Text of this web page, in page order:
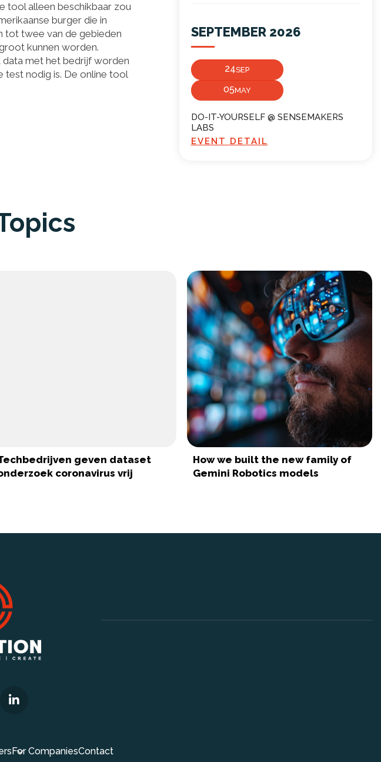
tool alleen beschikbaar zou
burger die in
tot twee van de gebieden
kunnen worden.
met het bedrijf worden
nodig is. De online tool
SEPTEMBER 2026
24SEP
05MAY
DO-IT-YOURSELF @ SENSEMAKERS
LABS
EVENT DETAIL
geven dataset
coronavirus vrij
How we built the new family of
Gemini Robotics models
For CompaniesContact